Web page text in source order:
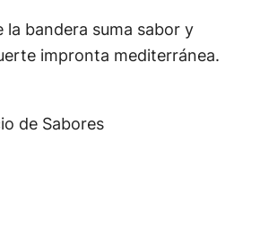
la bandera suma sabor y
impronta mediterránea.
de Sabores